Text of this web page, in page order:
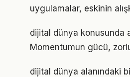
uygulamalar, eskinin
dijital dünya konusunda
Momentumun gücü,
dijital dünya alanındaki